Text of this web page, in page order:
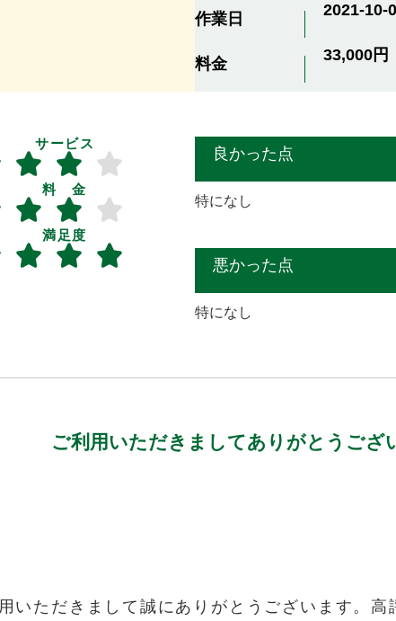
作業日 2021-10-
料金 33,000円
サービス
料 金
満足度
良かった点
特になし
悪かった点
特になし
ご利用いただきましてありがとうござ
いただきまして誠にありがとうございます。高